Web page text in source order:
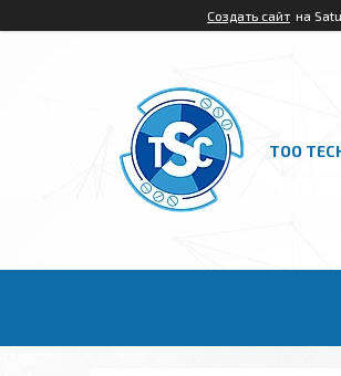
Создать сайт на
ТОО